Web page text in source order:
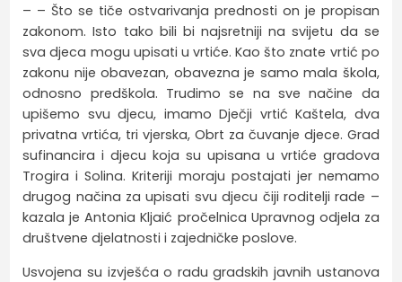
– – Što se tiče ostvarivanja prednosti on je propisan
zakonom. Isto tako bili bi najsretniji na svijetu da se
sva djeca mogu upisati u vrtiće. Kao što znate vrtić po
zakonu nije obavezan, obavezna je samo mala škola,
odnosno predškola. Trudimo se na sve načine da
upišemo svu djecu, imamo Dječji vrtić Kaštela, dva
privatna vrtića, tri vjerska, Obrt za čuvanje djece. Grad
sufinancira i djecu koja su upisana u vrtiće gradova
Trogira i Solina. Kriteriji moraju postajati jer nemamo
drugog načina za upisati svu djecu čiji roditelji rade –
kazala je Antonia Kljaić pročelnica Upravnog odjela za
društvene djelatnosti i zajedničke poslove.
Usvojena su izvješća o radu gradskih javnih ustanova